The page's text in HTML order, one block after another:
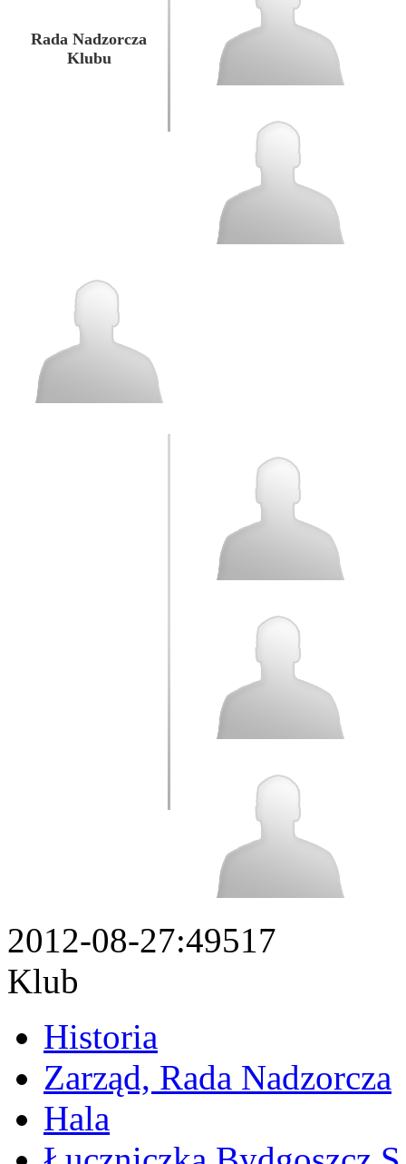
Rada Nadzorcza
Klubu
2012-08-27:49517
Klub
Historia
Zarząd, Rada Nadzorcza
Hala